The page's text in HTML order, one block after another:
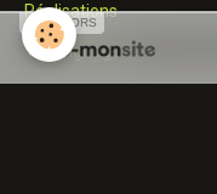
Réalisations
Témoignages
SPONSORS